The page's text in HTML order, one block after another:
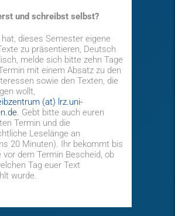
und schreibst selbst?
dieses Semester eigene
zu präsentieren, Deutsch
melde sich bitte zehn Tage
mit einem Absatz zu den
sowie den Texten, die
wollt,
(at) lrz.uni-
. Gebt bitte auch euren
Termin und die
Leselänge an
20 Minuten). Ihr bekommt bis
vor dem Termin Bescheid, ob
Tag euer Text
wurde.